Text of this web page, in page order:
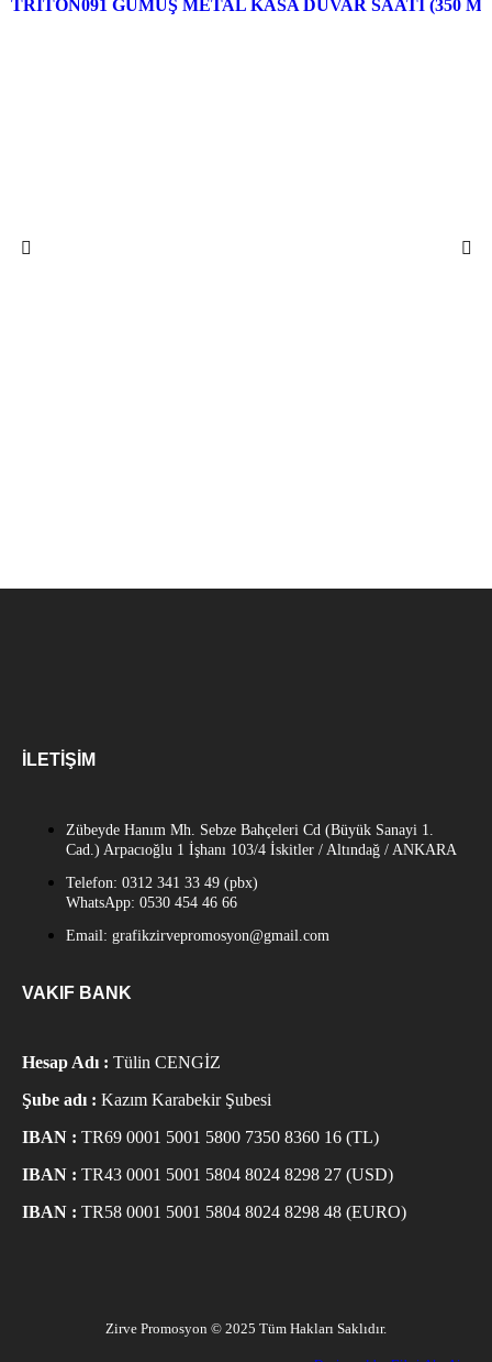
TRİTON091 GÜMÜŞ METAL KASA DUVAR SAATİ (350
İLETIŞIM
Zübeyde Hanım Mh. Sebze Bahçeleri Cd (Büyük Sanayi 1.
Cad.) Arpacıoğlu 1 İşhanı 103/4 İskitler / Altındağ / ANKARA
Telefon: 0312 341 33 49 (pbx)
WhatsApp: 0530 454 46 66
Email: grafikzirvepromosyon@gmail.com
VAKIF BANK
Hesap Adı : Tülin CENGİZ
Şube adı : Kazım Karabekir Şubesi
IBAN : TR69 0001 5001 5800 7350 8360 16 (TL)
IBAN : TR43 0001 5001 5804 8024 8298 27 (USD)
IBAN : TR58 0001 5001 5804 8024 8298 48 (EURO)
Zirve Promosyon © 2025 Tüm Hakları Saklıdır.